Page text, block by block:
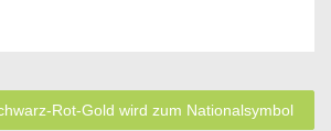
Rot-Gold wird zum Nationalsymbol